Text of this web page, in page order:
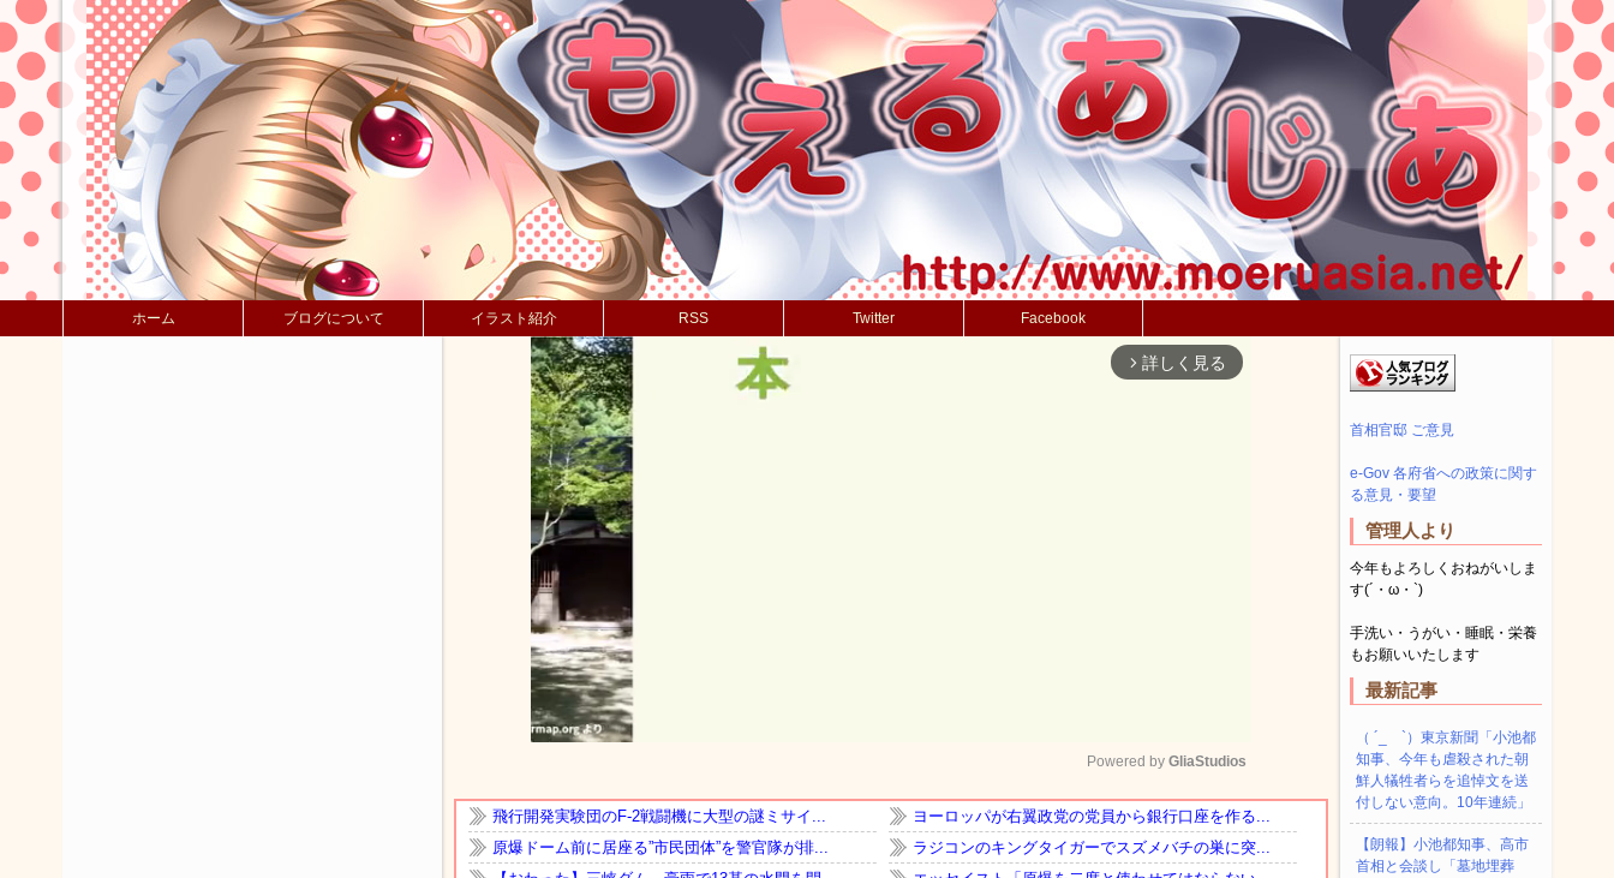
ホーム ブログについて イラスト紹介 RSS Twitter Facebook
arrow_forward_ios 詳しく見る
Mute
Powered by GliaStudios
首相官邸 ご意見
e-Gov 各府省への政策に関す
る意見・要望
管理人より
今年もよろしくおねがいしま
す(´・ω・`)
手洗い・うがい・睡眠・栄養
もお願いいたします
最新記事
（ ´_ゝ`）東京新聞「小池都
知事、今年も虐殺された朝
鮮人犠牲者らを追悼文を送
付しない意向。10年連続」
【朗報】小池都知事、高市
首相と会談し「墓地埋葬